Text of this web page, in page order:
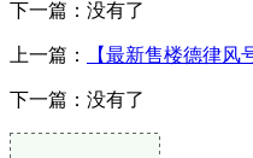
下一篇：没有了
上一篇： 【最新售楼德律
下一篇：没有了